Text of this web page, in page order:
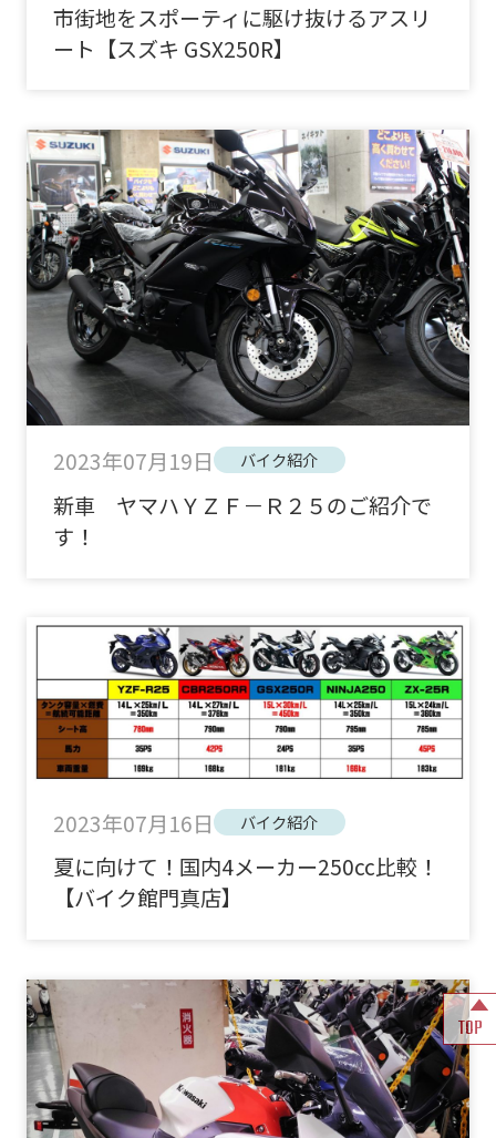
市街地をスポーティに駆け抜けるアスリ
ート【スズキ GSX250R】
2023年07月19日 バイク紹介
新車 ヤマハＹＺＦ－Ｒ２５のご紹介で
す！
2023年07月16日 バイク紹介
夏に向けて！国内4メーカー250cc比較！
【バイク館門真店】
TOP